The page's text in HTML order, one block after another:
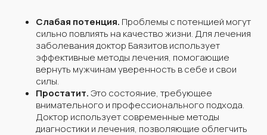
Слабая потенция. Проблемы с потенцией могут
сильно повлиять на качество жизни. Для лечения
заболевания доктор Баязитов использует
эффективные методы лечения, помогающие
вернуть мужчинам уверенность в себе и свои
силы.
Простатит.Это состояние, требующее
внимательного и профессионального подхода.
Доктор использует современные методы
диагностики и лечения, позволяющие облегчить